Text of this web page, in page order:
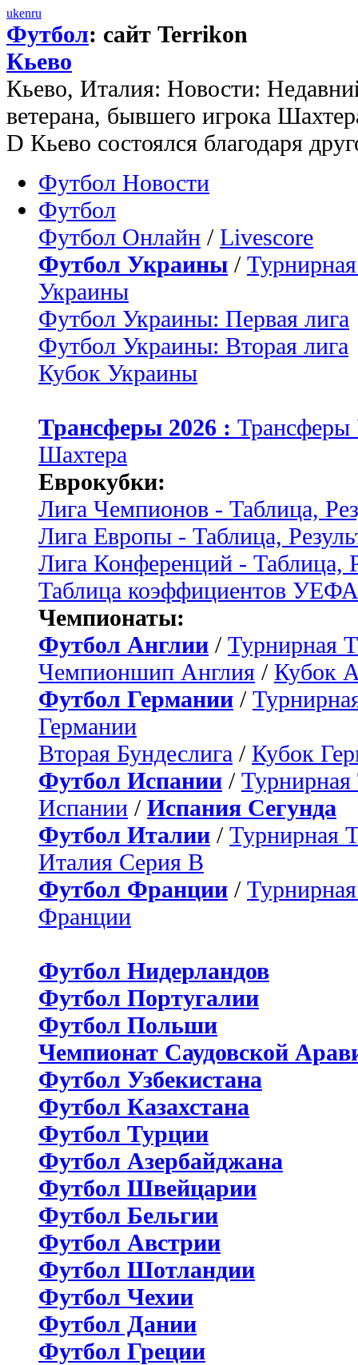
ukenru
Футбол: сайт Terrikon
Кьево
Кьево, Италия: Новости:
ветерана, бывшего игрока
D Кьево состоялся благодаря
Футбол Новости
Футбол
Футбол Онлайн / Livescore
Футбол Украины /
Украины
Футбол Украины: Первая лига
Футбол Украины: Вторая лига
Кубок Украины
Трансферы 2026 :
Шахтера
Еврокубки:
Лига Чемпионов - Таблица,
Лига Европы - Таблица,
Лига Конференций - Таблица,
Таблица коэффициентов УЕФА
Чемпионаты:
Футбол Англии / Турнирная
Чемпионшип Англия / Кубок
Футбол Германии /
Германии
Вторая Бундеслига / Кубок
Футбол Испании / Турнирная
Испании / Испания Сегунда
Футбол Италии / Турнирная
Италия Серия B
Футбол Франции /
Франции
Футбол Нидерландов
Футбол Португалии
Футбол Польши
Чемпионат Саудовской
Футбол Узбекистана
Футбол Казахстана
Футбол Турции
Футбол Азербайджана
Футбол Швейцарии
Футбол Бельгии
Футбол Австрии
Футбол Шотландии
Футбол Чехии
Футбол Дании
Футбол Греции